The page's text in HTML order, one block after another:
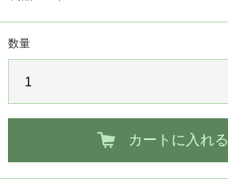
数量
カートに入れる